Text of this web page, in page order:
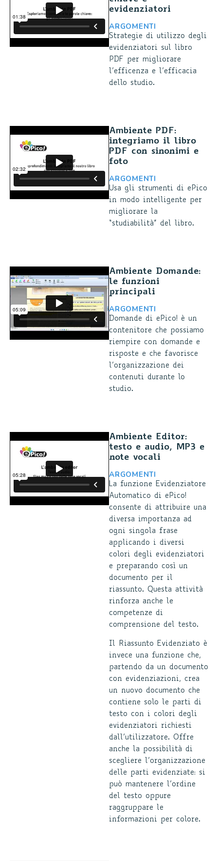
evidenziatori
ARGOMENTI
Strategie di utilizzo degli
evidenziatori sul libro
PDF per migliorare
l’efficenza e l’efficacia
dello studio.
Ambiente PDF:
integriamo il libro
PDF con sinonimi e
foto
ARGOMENTI
Usa gli strumenti di ePico
in modo intelligente per
migliorare la
“studiabilità” del libro.
Ambiente Domande:
le funzioni
principali
ARGOMENTI
Domande di ePico! è un
contenitore che possiamo
riempire con domande e
risposte e che favorisce
l’organizzazione dei
contenuti durante lo
studio.
Ambiente Editor:
testo e audio, MP3 e
note vocali
ARGOMENTI
La funzione Evidenziatore
Automatico di ePico!
consente di attribuire una
diversa importanza ad
ogni singola frase
applicando i diversi
colori degli evidenziatori
e preparando così un
documento per il
riassunto. Questa attività
rinforza anche le
competenze di
comprensione del testo.
Il Riassunto Evidenziato è
invece una funzione che,
partendo da un documento
con evidenziazioni, crea
un nuovo documento che
contiene solo le parti di
testo con i colori degli
evidenziatori richiesti
dall’utilizzatore. Offre
anche la possibilità di
scegliere l’organizzazione
delle parti evidenziate: si
può mantenere l’ordine
del testo oppure
raggruppare le
informazioni per colore.